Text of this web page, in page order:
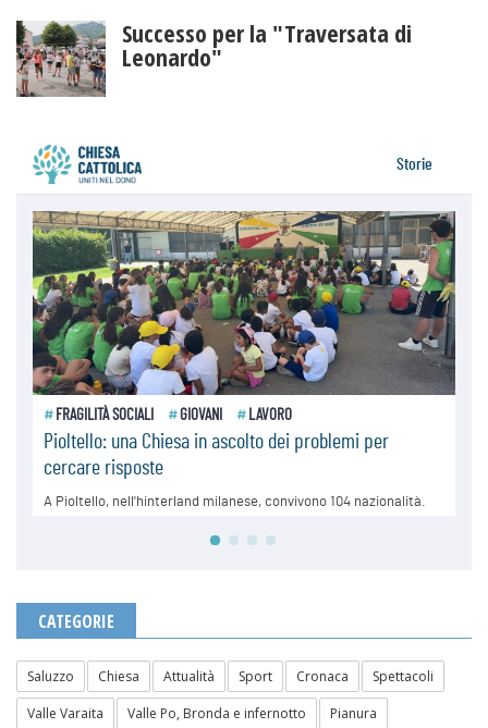
Successo per la "Traversata di
Leonardo"
CATEGORIE
Saluzzo Chiesa Attualità Sport Cronaca
Spettacoli
Valle Varaita
Valle Po, Bronda e infernotto
Pianura